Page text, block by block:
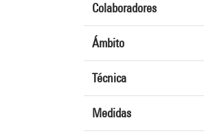
Colaboradores
Ámbito
Técnica
Medidas